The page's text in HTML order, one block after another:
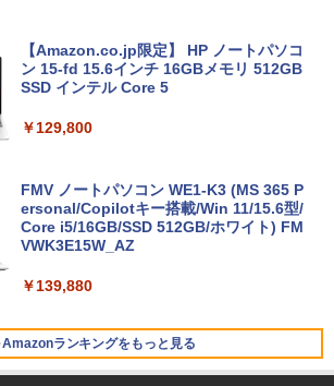
【Amazon.co.jp限定】 HP ノートパソコ
ン 15-fd 15.6インチ 16GBメモリ 512GB
SSD インテル Core 5
￥129,800
FMV ノートパソコン WE1-K3 (MS 365 P
ersonal/Copilotキー搭載/Win 11/15.6型/
Core i5/16GB/SSD 512GB/ホワイト) FM
VWK3E15W_AZ
￥139,880
Amazonランキングをもっと見る